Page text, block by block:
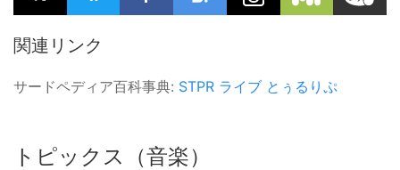
関連リンク
サードペディア百科事典: STPR ライブ とぅるりぷ
トピックス（音楽）